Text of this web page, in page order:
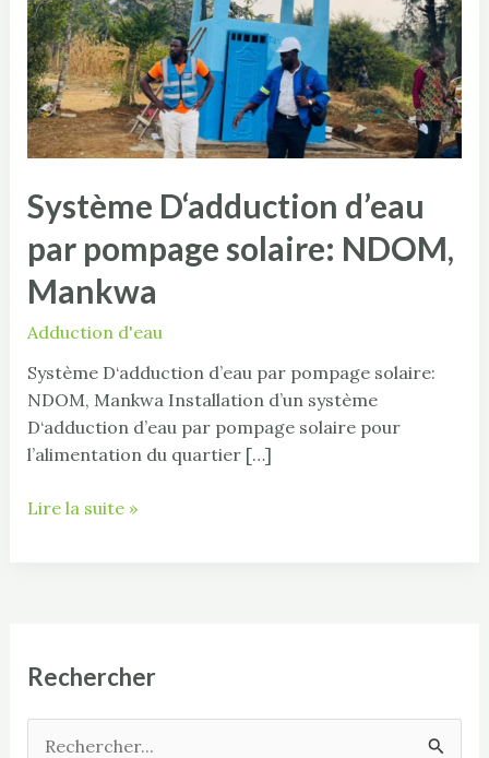
Rechercher
Système D‘adduction d’eau
par pompage solaire: NDOM,
Mankwa
Adduction d'eau
Système D‘adduction d’eau par pompage solaire:
NDOM, Mankwa Installation d’un système
D‘adduction d’eau par pompage solaire pour
l’alimentation du quartier […]
pompage
solaire:
NDOM,
Mankwa
Lire la suite »